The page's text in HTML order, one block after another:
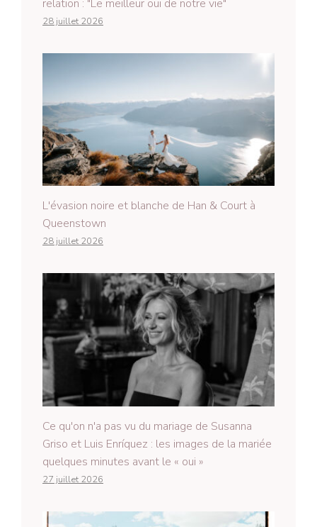
relation : "Le meilleur oui de notre vie"
28 juillet 2026
L'évasion noire et blanche de Han & Court à
Queenstown
28 juillet 2026
Ce qu'on n'a pas vu du mariage de Susanna
Griso et Luis Enríquez : les images de la mariée
quelques minutes avant le « oui »
27 juillet 2026